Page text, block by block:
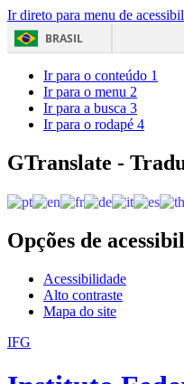
Ir direto para menu de
BRASIL
Ir para o conteúdo 1
Ir para o menu 2
Ir para a busca 3
Ir para o rodapé 4
GTranslate -
Opções de
Acessibilidade
Alto contraste
Mapa do site
IFG